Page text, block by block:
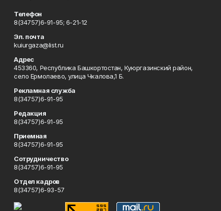
Телефон
8(34757)6-91-95; 6-21-12
Эл. почта
kuiurgaza@list.ru
Адрес
453360, Республика Башкортостан, Куюргазинский район,
село Ермолаево, улица Чкалова,1 Б.
Рекламная служба
8(34757)6-91-95
Редакция
8(34757)6-91-95
Приемная
8(34757)6-91-95
Сотрудничество
8(34757)6-91-95
Отдел кадров
8(34757)6-93-57